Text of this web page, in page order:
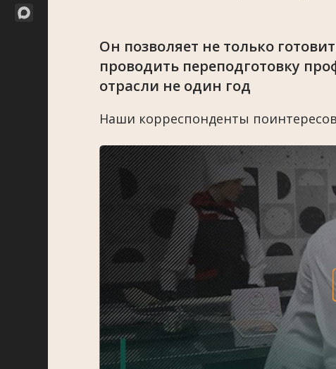
Он позволяет не только
проводить переподготовку
отрасли не один год
Наши корреспонденты